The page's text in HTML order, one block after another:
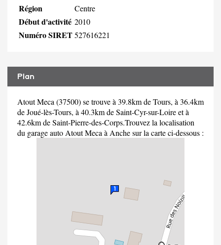
Région Centre
Début d'activité 2010
Numéro SIRET527616221
Plan
Atout Meca (37500) se trouve à 39.8km de Tours, à 36.4km
de Joué-lès-Tours, à 40.3km de Saint-Cyr-sur-Loire et à
42.6km de Saint-Pierre-des-Corps.Trouvez la localisation
du garage auto Atout Meca à Anche sur la carte ci-dessous :